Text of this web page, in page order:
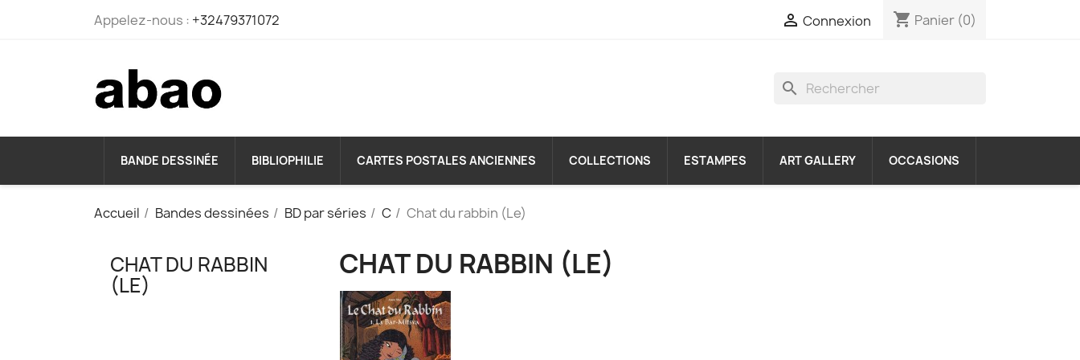
Appelez-nous : +32479371072  Connexion shopping_cart Panier (0)
search
BANDE DESSINÉE BIBLIOPHILIE CARTES POSTALES ANCIENNES COLLECTIONS ESTAMPES ART GALLERY OCCASIONS
Accueil Bandes dessinées BD par séries C Chat du rabbin (Le)
CHAT DU RABBIN
(LE)
CHAT DU RABBIN (LE)